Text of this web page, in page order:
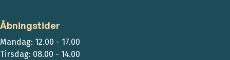
Åbningstider
Mandag: 12.00 - 17.00
Tirsdag: 08.00 - 14.00